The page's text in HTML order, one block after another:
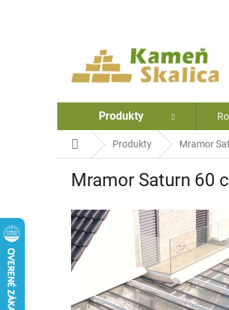
Produkty
DomovProdukty Mramor
Mramor Saturn 60